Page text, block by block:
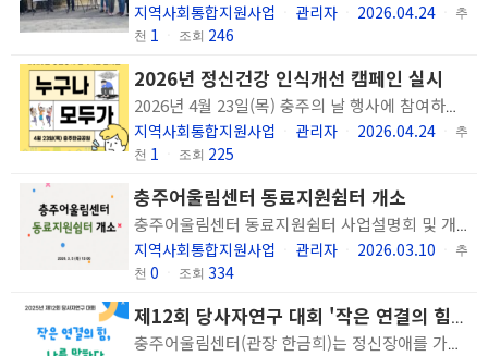
지역사회통합지원사업 관리자 2026.04.24
추
천 1 조회 246
2026년 정신건강 인식개선 캠페인 실시
2026년 4월 23일(목) 충주의 날 행사에 참여하여 정신건강 인식개선 캠페인을 실시하였습니다. 많은 시민분들이 관심가져주시고 당사자분들의 설명과 이야기에 귀 기울여 주셨습니다. 누구나 힘든 순간이 있고, 모두가 행복할 수 있습니다. 앞으로도 모두가 지역사회에서 건강하게 살아갈 수 있도록 지원하겠습니다.
지역사회통합지원사업 관리자 2026.04.24
추
천 1 조회 225
충주어울림센터 동료지원쉼터 개소
충주어울림센터 동료지원쉼터 사업설명회 및 개소식이 있었습니다. 저희 기관은 2020년부터 동료지원양성과정을 운영하여 현재 총 8명의 동료지원인을 배출하였습니다. 동료지원쉼터는 정신질환을 겪고 회복의 과정을 경험한 정신장애인 당사자인 동료지원인이 자신의 경험으로 동료 정신장애인을 돕는 서비스를 제공하는 곳입니다. 주간형 쉼터로서 동료지원인들이 역할을 나눠 상담, 재활 프로그램, 일상지원 활동을 수행합니다. 동료지원쉼터와 동료지원인 분들에게 많은 관심과 응원 부탁 드리며 도움이 필요하시면 언제든 방문 하셔도 좋습니다. 프로그램 시간 및 운영 시간이 정해져 있고 기관이 휴관하는 일정도 있어 방문을 희망하시는 경우 사전에 연락 주시면 감사하겠습니다. 문의 : 043-856-0509 / 운영지원팀
지역사회통합지원사업 관리자 2026.03.10
추
천 0 조회 334
제12회 당사자연구 대회 '작은 연결의 힘, 나를 말하다' 실시
충주어울림센터(관장 한금희)는 정신장애를 가진 당사자가 겪고 있는 고생과 어려움을 동료들과 함께 연구하며 '스스로 괜찮아지는 방법'을 찾아가는 과정인 '당사자연구' 결과를 공유하고 회복과정을 지지하는 행사인 당사자연구대회를 18일(화) 개최했습니다. '작은 연결의 힘, 나를 말하다'라는 주제로 진행된 이번 행사에는 당사자연구를 실시하고 있는 정신재활시설 나무, 청주정신건강센터, 해피하우스 다솜의 경험전문가분들이 참여하여 각자의 고생연구 결과를 공유해 주셨습니다. 유관기관인 디딤터와 우리들정신건강센터에서도 참석해주시어 경험전문가분들의 이야기를 경청해 주시고 공감해 주셔서 뜻깊은 시간이 될 수 있었습니다.